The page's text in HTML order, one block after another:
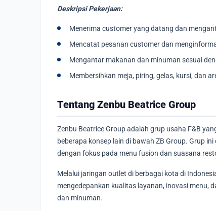
Deskripsi Pekerjaan:
Menerima customer yang datang dan
Mencatat pesanan customer dan
Mengantar makanan dan minuman sesuai
Membersihkan meja, piring, gelas, kursi, dan
Tentang Zenbu Beatrice Group
Zenbu Beatrice Group adalah grup usaha F&B
beberapa konsep lain di bawah ZB Group. Grup
dengan fokus pada menu fusion dan suasana
Melalui jaringan outlet di berbagai kota di
mengedepankan kualitas layanan, inovasi menu,
dan minuman.